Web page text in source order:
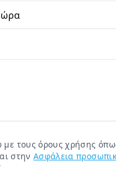
τους όρους χρήσης
στην Ασφάλεια